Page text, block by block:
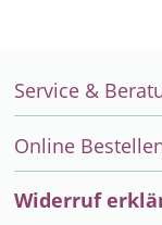
Service &
Online
Widerruf